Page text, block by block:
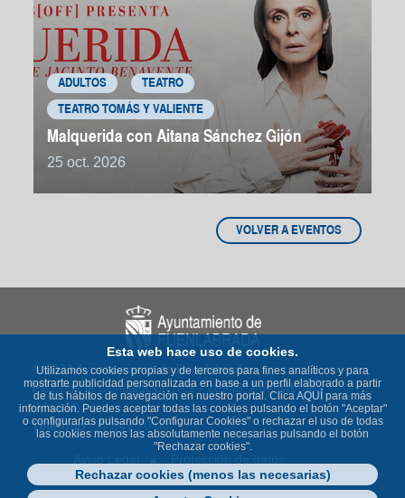
ADULTOS TEATRO
TEATRO TOMÁS Y VALIENTE
Malquerida con Aitana Sánchez Gijón
25 oct. 2026
VOLVER A EVENTOS
© 2023 Ayuntamiento de Fuenlabrada
Plaza de la Constitución nº 1 - 28943 Fuenlabrada
(Madrid)
Teléfono: 91 649 70 00
Política de Cookies
Accesibilidad
Esta web hace uso de cookies.
Utilizamos cookies propias y de terceros para fines analíticos y para
mostrarte publicidad personalizada en base a un perfil elaborado a partir
de tus hábitos de navegación en nuestro portal. ClicaAQUÍ para más
información. Puedes aceptar todas las cookies pulsando el botón "Aceptar"
o configurarlas pulsando "Configurar Cookies" o rechazar el uso de todas
las cookies menos las absolutamente necesarias pulsando el botón
"Rechazar cookies".
Rechazar cookies (menos las necesarias)